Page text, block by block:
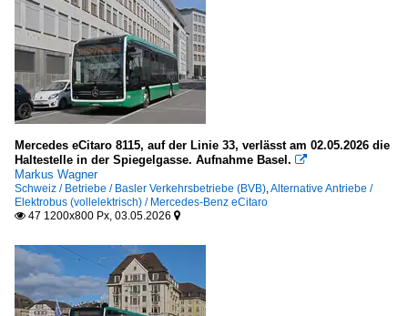
Mercedes eCitaro 8115, auf der Linie 33, verlässt am 02.05.2026 die
Haltestelle in der Spiegelgasse. Aufnahme Basel. 
Markus Wagner
Schweiz / Betriebe / Basler Verkehrsbetriebe (BVB),Alternative Antriebe /
Elektrobus (vollelektrisch) / Mercedes-Benz eCitaro
 47 1200x800 Px, 03.05.2026 